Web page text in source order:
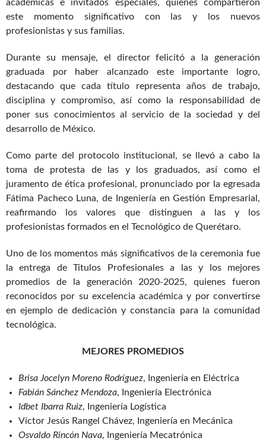
académicas e invitados especiales, quienes compartieron
este momento significativo con las y los nuevos
profesionistas y sus familias.
Durante su mensaje, el director felicitó a la generación
graduada por haber alcanzado este importante logro,
destacando que cada título representa años de trabajo,
disciplina y compromiso, así como la responsabilidad de
poner sus conocimientos al servicio de la sociedad y del
desarrollo de México.
Como parte del protocolo institucional, se llevó a cabo la
toma de protesta de las y los graduados, así como el
juramento de ética profesional, pronunciado por la egresada
Fátima Pacheco Luna, de Ingeniería en Gestión Empresarial,
reafirmando los valores que distinguen a las y los
profesionistas formados en el Tecnológico de Querétaro.
Uno de los momentos más significativos de la ceremonia fue
la entrega de Títulos Profesionales a las y los mejores
promedios de la generación 2020-2025, quienes fueron
reconocidos por su excelencia académica y por convertirse
en ejemplo de dedicación y constancia para la comunidad
tecnológica.
MEJORES PROMEDIOS
Brisa Jocelyn Moreno Rodríguez, Ingeniería en Eléctrica
Fabián Sánchez Mendoza, Ingeniería Electrónica
Idbet Ibarra Ruiz, Ingeniería Logística
Víctor Jesús Rangel Chávez, Ingeniería en Mecánica
Osvaldo Rincón Nava, Ingeniería Mecatrónica